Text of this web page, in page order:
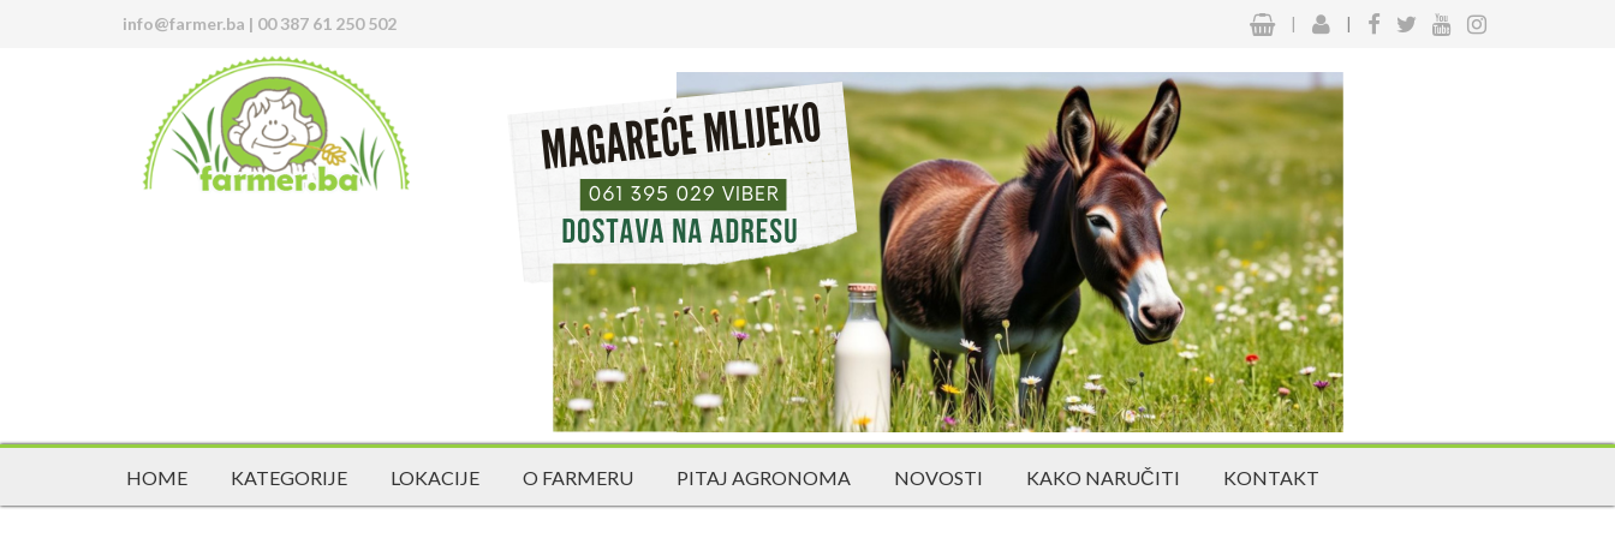
info@farmer.ba | 00 387 61 250 502 | |
HOME KATEGORIJE LOKACIJE O FARMERU PITAJ AGRONOMA NOVOSTI KAKO NARUČITI KONTAKT